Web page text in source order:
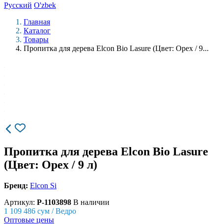
Русский O'zbek
Главная
Каталог
Товары
Пропитка для дерева Elcon Bio Lasure (Цвет: Орех / 9...
Пропитка для дерева Elcon Bio Lasure
(Цвет: Орех / 9 л)
Бренд: Elcon Si
Артикул: P-1103898 В наличии
1 109 486 сум / Ведро
Оптовые цены